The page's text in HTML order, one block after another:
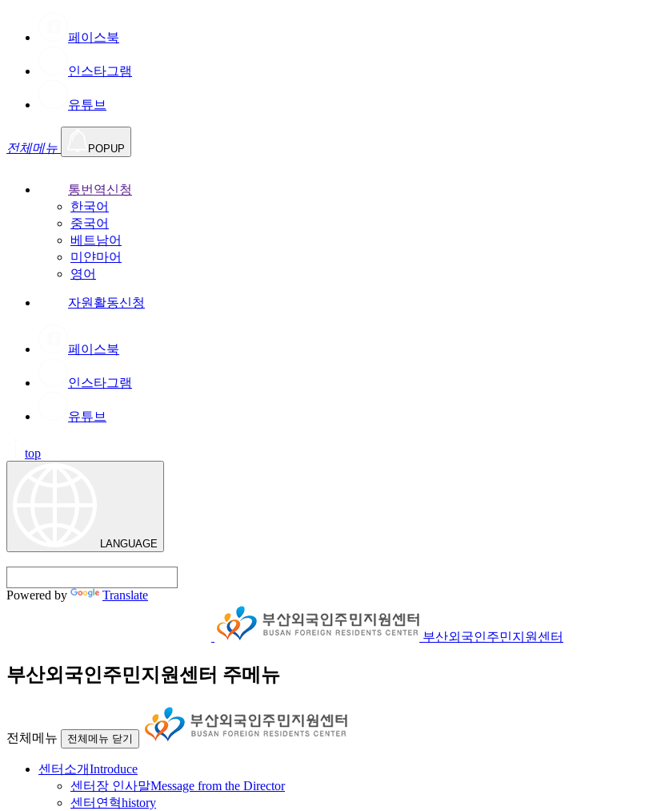
페이스북
인스타그램
유튜브
전체메뉴 POPUP
통번역신청
한국어
중국어
베트남어
미얀마어
영어
자원활동신청
페이스북
인스타그램
유튜브
top
LANGUAGE
Powered by Translate
부산외국인주민지원센터
부산외국인주민지원센터 주메뉴
전체메뉴 전체메뉴 닫기
센터소개Introduce
센터장 인사말Message from the Director
센터연혁history